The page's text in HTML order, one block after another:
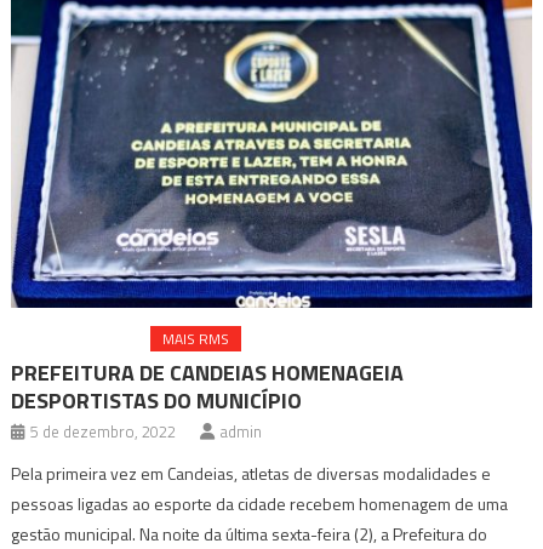
MAIS RMS
PREFEITURA DE CANDEIAS HOMENAGEIA
DESPORTISTAS DO MUNICÍPIO
5 de dezembro, 2022 admin
Pela primeira vez em Candeias, atletas de diversas modalidades e
pessoas ligadas ao esporte da cidade recebem homenagem de uma
gestão municipal. Na noite da última sexta-feira (2), a Prefeitura do